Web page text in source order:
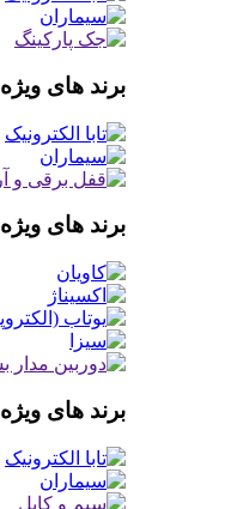
برند های ویژه
برند های ویژه
برند های ویژه